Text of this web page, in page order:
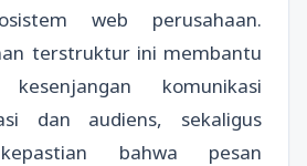
web perusahaan.
terstruktur ini membantu
kesenjangan komunikasi
dan audiens, sekaligus
bahwa pesan